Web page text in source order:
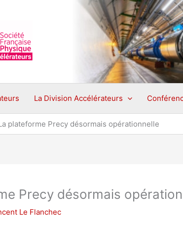
La Division Accélérateurs
plateforme Precy désormais opérationnelle
Precy désormais
Le Flanchec